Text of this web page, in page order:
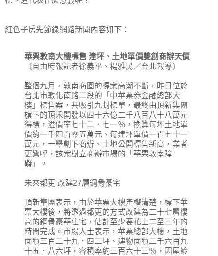
紅色子房先節錄網路新聞內容如下：
華票敦南大樓標售 建坪、土地單價雙創商辦天價
〔自由時報記者徐義平、楊雅民／台北報導〕
整個九月，敦南商圈的標案高潮不斷，昨日位於
台北市敦化南路二段的「中華票券金融總部大
樓」標售案，共吸引九封標單，最終由頂新集團
旗下的頂禾開發以四十六億二千八百八十八萬元
得標，溢價率七十二．七一％，換算每坪土地單
價約一千四百零五萬元、每建坪單價一百七十一
萬元，一舉創下商辦、土地公開標售新高，業者
更驚呼，該案樹立商辦市場的「華票敦南障
礙」。
未來都更 改建27層鋼骨豪宅
頂新集團表示，由於華票大樓產權清楚，標下華
票大樓後，將透過都更的方式改建為二十七層樓
高的鋼骨豪華住宅，估計至少要花上二至三年的
時間完成。市場人士表示，華票總部大樓，土地
面積三百二十九．四二坪、建物面積二千六百九
十五．八六坪，容積率約三百六十三％，因屋齡